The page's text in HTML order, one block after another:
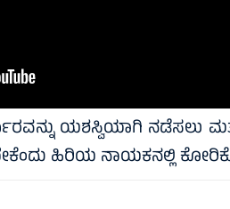
ಯಶಸ್ವಿಯಾಗಿ ನಡೆಸಲು
ಹಿರಿಯ ನಾಯಕನಲ್ಲಿ